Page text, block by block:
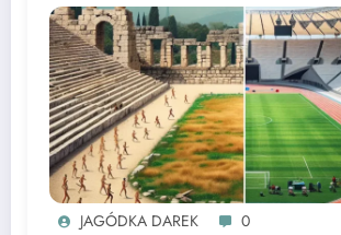
JAGÓDKA DAREK 0